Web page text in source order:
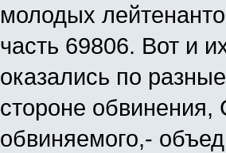
молодых
часть 69806. Вот и
оказались по
стороне обвинения,
обвиняемого,-